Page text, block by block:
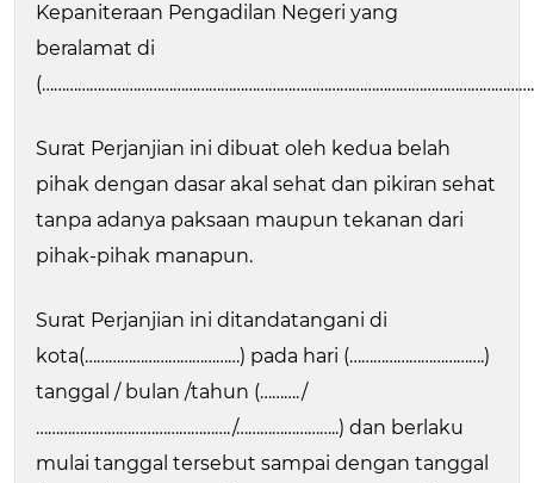
Kepaniteraan Pengadilan Negeri yang
beralamat di
Surat Perjanjian ini dibuat oleh kedua belah
pihak dengan dasar akal sehat dan pikiran sehat
tanpa adanya paksaan maupun tekanan dari
pihak-pihak manapun.
Surat Perjanjian ini ditandatangani di
kota(…………………………………) pada hari (…………………………….)
tanggal / bulan /tahun (………./
…………………………………………./……………………..) dan berlaku
mulai tanggal tersebut sampai dengan tanggal